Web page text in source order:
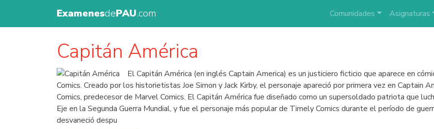
ExamenesdePAU.com Comunidades Asignaturas
Capitán América
El Capitán América (en inglés Captain America) es un justiciero ficticio que aparece en
Comics. Creado por los historietistas Joe Simon y Jack Kirby, el personaje apareció por primera vez en Captain
Comics, predecesor de Marvel Comics. El Capitán América fue diseñado como un supersoldado patriota que
Eje en la Segunda Guerra Mundial, y fue el personaje más popular de Timely Comics durante el período de
desvaneció despu